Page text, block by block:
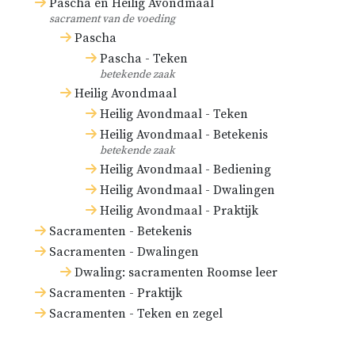
Pascha en Heilig Avondmaal
sacrament van de voeding
Pascha
Pascha - Teken
betekende zaak
Heilig Avondmaal
Heilig Avondmaal - Teken
Heilig Avondmaal - Betekenis
betekende zaak
Heilig Avondmaal - Bediening
Heilig Avondmaal - Dwalingen
Heilig Avondmaal - Praktijk
Sacramenten - Betekenis
Sacramenten - Dwalingen
Dwaling: sacramenten Roomse leer
Sacramenten - Praktijk
Sacramenten - Teken en zegel